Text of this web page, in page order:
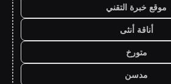
موقع خبرة التقني
أناقة أنثى
متورخ
مدسن